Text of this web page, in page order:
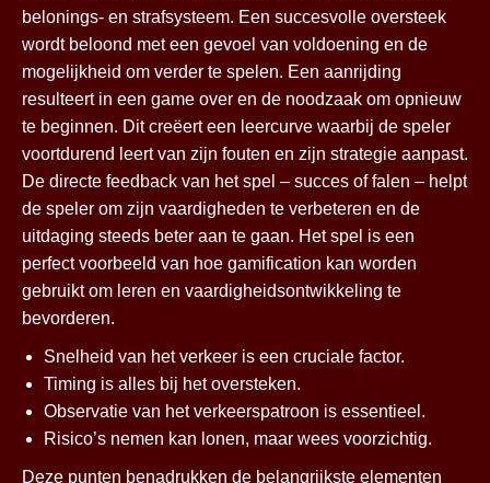
belonings- en strafsysteem. Een succesvolle oversteek
wordt beloond met een gevoel van voldoening en de
mogelijkheid om verder te spelen. Een aanrijding
resulteert in een game over en de noodzaak om opnieuw
te beginnen. Dit creëert een leercurve waarbij de speler
voortdurend leert van zijn fouten en zijn strategie aanpast.
De directe feedback van het spel – succes of falen – helpt
de speler om zijn vaardigheden te verbeteren en de
uitdaging steeds beter aan te gaan. Het spel is een
perfect voorbeeld van hoe gamification kan worden
gebruikt om leren en vaardigheidsontwikkeling te
bevorderen.
Snelheid van het verkeer is een cruciale factor.
Timing is alles bij het oversteken.
Observatie van het verkeerspatroon is essentieel.
Risico’s nemen kan lonen, maar wees voorzichtig.
Deze punten benadrukken de belangrijkste elementen